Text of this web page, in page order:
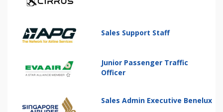
Sales Support Staff
Junior Passenger Traffic
Officer
Sales Admin Executive Benelux